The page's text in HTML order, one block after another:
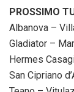
PROSSIMO
Albanova –
Gladiator –
Hermes
San Cipriano